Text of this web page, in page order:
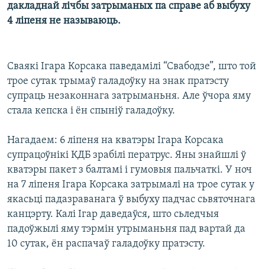
дакладнай лічбы затрыманых па справе аб выбуху
4 ліпеня не называюць.
Сваякі Ігара Корсака паведамілі “Свабодзе”, што той
трое сутак трымаў галадоўку на знак пратэсту
супраць незаконнага затрыманьня. Але ўчора яму
стала кепска і ён спыніў галадоўку.
Нагадаем: 6 ліпеня на кватэры Ігара Корсака
супрацоўнікі КДБ зрабілі ператрус. Яны знайшлі ў
кватэры пакет з балтамі і гумовыя пальчаткі. У ноч
на 7 ліпеня Ігара Корсака затрымалі на трое сутак у
якасьці падазраванага ў выбуху падчас сьвяточнага
канцэрту. Калі Ігар даведаўся, што сьледчыя
падоўжылі яму тэрмін утрыманьня пад вартай да
10 сутак, ён распачаў галадоўку пратэсту.